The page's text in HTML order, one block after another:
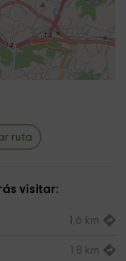
ruta
visitar:
1,6 km
1,8 km